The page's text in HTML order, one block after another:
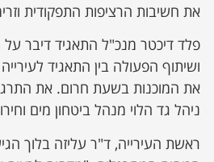
את חשיבות הרציפות התפקודית
פלד דיכטר מנכ"ל התאגיד דיבר על
ושיתוף הפעולה בין התאגיד
את המוכנות בשעת חרום. את
ניהל גד הלוי מנהל ביטחון מים
ראשת העירייה, ד"ר עליזה בלוך